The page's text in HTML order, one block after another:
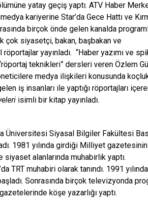
yatay geçiş yaptı. ATV Haber
kariyerine Star’da Gece Hattı ve
birçok önde gelen kanalda
çok siyasetçi, bakan, başbakan ve
yayınladı. “Haber yazımı ve
“röportaj teknikleri” dersleri veren Özlem
medya ilişkileri konusunda koçluk
iş insanları ile yaptığı röportajları
isimli bir kitap yayınladı.
Üniversitesi Siyasal Bilgiler Fakültesi
1981 yılında girdiği Milliyet
siyaset alanlarında muhabirlik yaptı.
TRT muhabiri olarak tanındı. 1991
Sonrasında birçok televizyonda
köşe yazarlığı yaptı.